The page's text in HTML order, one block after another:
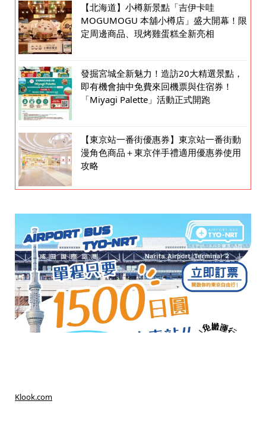
【北海道】小樽新景點「吉伊卡哇
MOGUMOGU 本舖小樽店」盛大開幕！限
定周邊商品、現烤雞蛋糕全新亮相
發掘宮城全新魅力！造訪20大精選景點，
即有機會抽中免費來回機票與住宿券！
「Miyagi Palette」活動正式開跑
【東京站一番街優惠券】東京站一番街動
漫角色商品＋東京伴手禮適用優惠券使用
攻略
Klook.com